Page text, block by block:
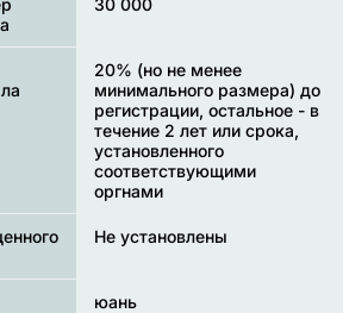
30 000
20% (но не менее
минимального размера) до
регистрации, остальное - в
течение 2 лет или срока,
установленного
соответствующими
оргнами
Не установлены
юань